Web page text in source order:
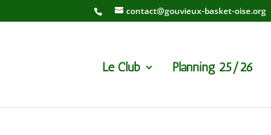
contact@gouvieux-basket-oise.org
Le Club Planning 25/26